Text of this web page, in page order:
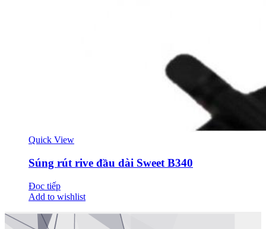
Quick View
Súng rút rive đầu dài Sweet B340
Đọc tiếp
Add to wishlist